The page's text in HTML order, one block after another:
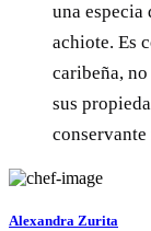
una especia
achiote. Es
caribeña,
sus
Alexandra Zurita